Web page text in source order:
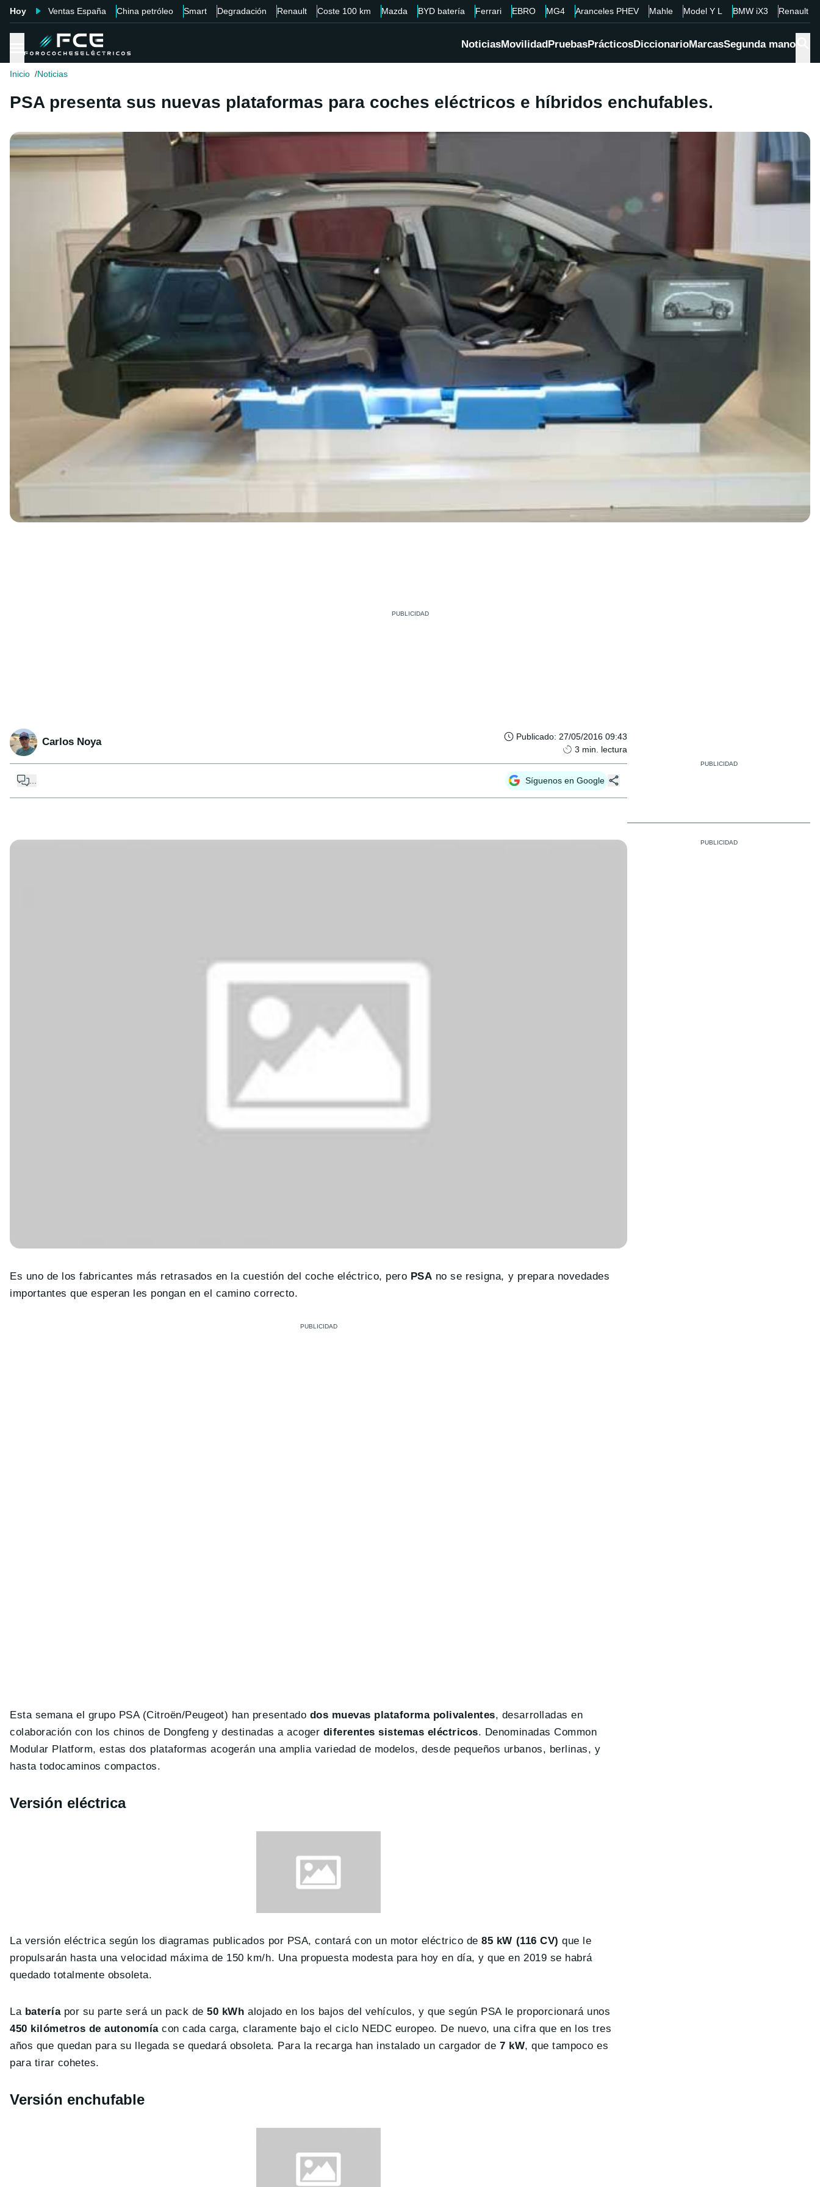
Hoy Ventas España China petróleo Smart Degradación Renault Coste 100 km Mazda BYD batería Ferrari EBRO MG4 Aranceles PHEV Mahle Model Y L BMW iX3 Renault
NoticiasMovilidadPruebasPrácticosDiccionarioMarcasSegunda mano
Inicio Noticias
PSA presenta sus nuevas plataformas para coches eléctricos e híbridos enchufables.
Carlos Noya Publicado: 27/05/2016 09:43
3 min. lectura
Síguenos en Google
Es uno de los fabricantes más retrasados en la cuestión del coche eléctrico, pero PSA no se resigna, y prepara novedades
importantes que esperan les pongan en el camino correcto.
Esta semana el grupo PSA (Citroën/Peugeot) han presentado dos muevas plataforma polivalentes, desarrolladas en
colaboración con los chinos de Dongfeng y destinadas a acoger diferentes sistemas eléctricos. Denominadas Common
Modular Platform, estas dos plataformas acogerán una amplia variedad de modelos, desde pequeños urbanos, berlinas, y
hasta todocaminos compactos.
Versión eléctrica
La versión eléctrica según los diagramas publicados por PSA, contará con un motor eléctrico de85 kW (116 CV) que le
propulsarán hasta una velocidad máxima de 150 km/h. Una propuesta modesta para hoy en día, y que en 2019 se habrá
quedado totalmente obsoleta.
La bateríapor su parte será un pack de50 kWh alojado en los bajos del vehículos, y que según PSA le proporcionará unos
450 kilómetros de autonomíacon cada carga, claramente bajo el ciclo NEDC europeo. De nuevo, una cifra que en los tres
años que quedan para su llegada se quedará obsoleta. Para la recarga han instalado un cargador de 7 kW, que tampoco es
para tirar cohetes.
Versión enchufable